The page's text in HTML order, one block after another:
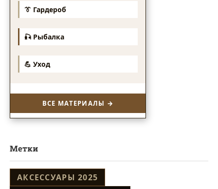
👔 Гардероб
🎣 Рыбалка
💪 Уход
ВСЕ МАТЕРИАЛЫ →
Метки
АКСЕССУАРЫ 2025